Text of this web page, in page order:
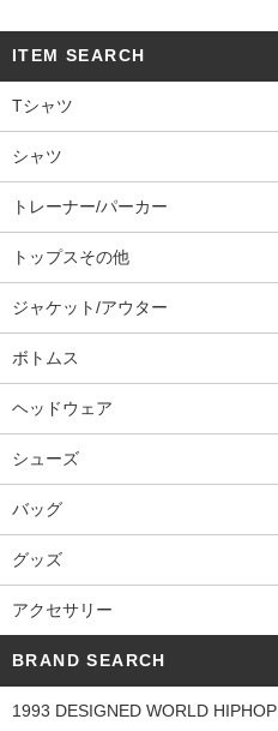
ITEM SEARCH
Tシャツ
シャツ
トレーナー/パーカー
トップスその他
ジャケット/アウター
ボトムス
ヘッドウェア
シューズ
バッグ
グッズ
アクセサリー
BRAND SEARCH
1993 DESIGNED WORLD HIPHOP